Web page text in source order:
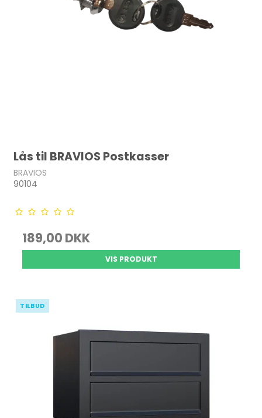
Lås til BRAVIOS Postkasser
BRAVIOS
90104
189,00 DKK
VIS PRODUKT
TILBUD